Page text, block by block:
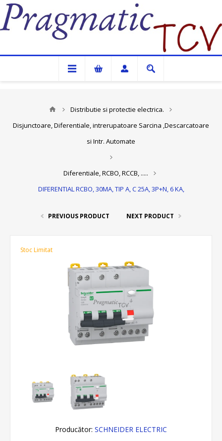
Pragmatic TCV
Distributie si protectie electrica.
Disjunctoare, Diferentiale, intrerupatoare Sarcina ,Descarcatoare
si Intr. Automate
Diferentiale, RCBO, RCCB, .....
DIFERENTIAL RCBO, 30MA, TIP A, C 25A, 3P+N, 6 KA,
PREVIOUS PRODUCT NEXT PRODUCT
Stoc Limitat
Producător: SCHNEIDER ELECTRIC